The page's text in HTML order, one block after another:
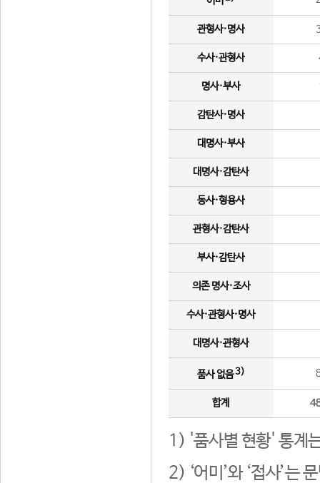
관형사·명사
수사·관형사
명사·부사
감탄사·명사
대명사·부사
대명사·감탄사
동사·형용사
관형사·감탄사
부사·감탄사
의존 명사·조사
수사·관형사·명사
대명사·관형사
품사 없음3)
합계
1) '품사별 현황' 통계
2) ‘어미’와 ‘접사’는